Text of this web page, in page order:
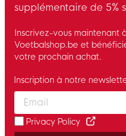
supplémentaire de 5%
Inscrivez-vous maintenant
Voetbalshop.be et
votre prochain achat.
Enter your email and
Inscription à notre
Privacy Policy